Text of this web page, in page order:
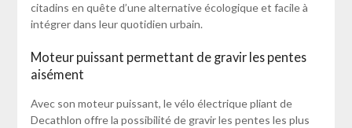
citadins en quête d’une alternative écologique et facile à
intégrer dans leur quotidien urbain.
Moteur puissant permettant de gravir les pentes
aisément
Avec son moteur puissant, le vélo électrique pliant de
Decathlon offre la possibilité de gravir les pentes les plus